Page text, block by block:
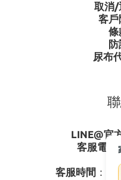
取消/
客戶
條
防
尿布
LINE@官
客服電話
客服時間 ：